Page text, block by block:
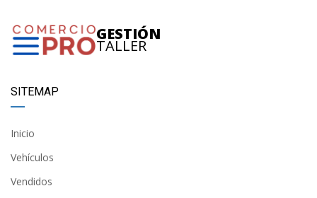
GESTIÓN
TALLER
SITEMAP
Inicio
Vehículos
Vendidos